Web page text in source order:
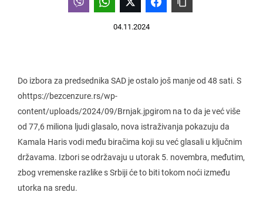
04.11.2024
Do izbora za predsednika SAD je ostalo još manje od 48 sati. S
ohttps://bezcenzure.rs/wp-
content/uploads/2024/09/Brnjak.jpgirom na to da je već više
od 77,6 miliona ljudi glasalo, nova istraživanja pokazuju da
Kamala Haris vodi među biračima koji su već glasali u ključnim
državama. Izbori se održavaju u utorak 5. novembra, međutim,
zbog vremenske razlike s Srbiji će to biti tokom noći između
utorka na sredu.